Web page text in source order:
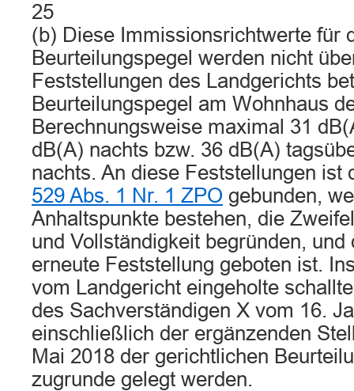
25
(b) Diese Immissionsrichtwerte für
Beurteilungspegel werden nicht
Feststellungen des Landgerichts
Beurteilungspegel am Wohnhaus
Berechnungsweise maximal 31
dB(A) nachts bzw. 36 dB(A)
nachts. An diese Feststellungen
529 Abs. 1 Nr. 1 ZPO gebunden,
Anhaltspunkte bestehen, die
und Vollständigkeit begründen, und
erneute Feststellung geboten ist.
vom Landgericht eingeholte
des Sachverständigen X vom 16.
einschließlich der ergänzenden
Mai 2018 der gerichtlichen
zugrunde gelegt werden.